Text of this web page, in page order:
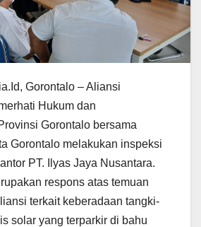
Gorontalo – Aliansi
Hukum dan
Gorontalo bersama
Gorontalo melakukan inspeksi
PT. Ilyas Jaya Nusantara.
respons atas temuan
terkait keberadaan tangki-
solar yang terparkir di bahu